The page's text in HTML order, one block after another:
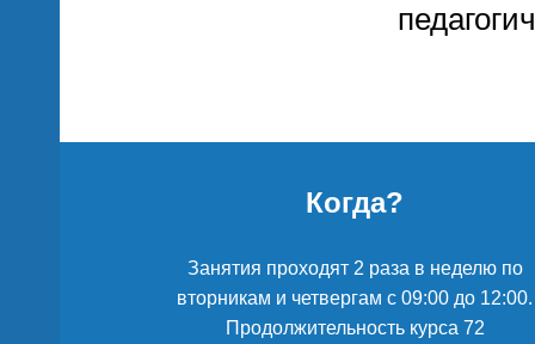
Когда?
Занятия проходят 2 раза в неделю по
вторникам и четвергам с 09:00 до 12:00.
Продолжительность курса 72